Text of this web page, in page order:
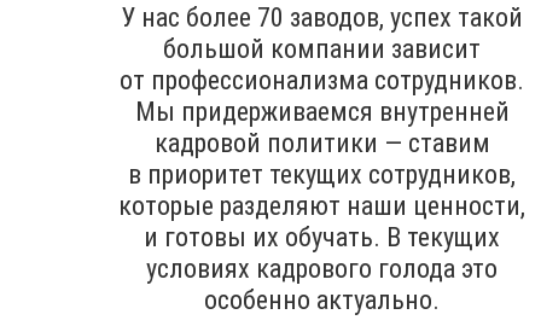
У нас более 70 заводов, успех такой
большой компании зависит
от профессионализма сотрудников.
Мы придерживаемся внутренней
кадровой политики — ставим
в приоритет текущих сотрудников,
которые разделяют наши ценности,
и готовы их обучать. В текущих
условиях кадрового голода это
особенно актуально.